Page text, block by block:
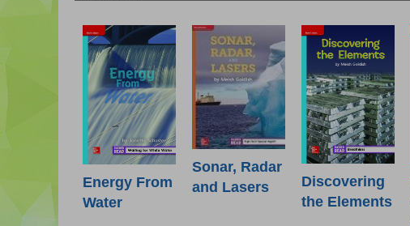
Energy From
Water
Sonar, Radar
and Lasers
Discovering
the Elements